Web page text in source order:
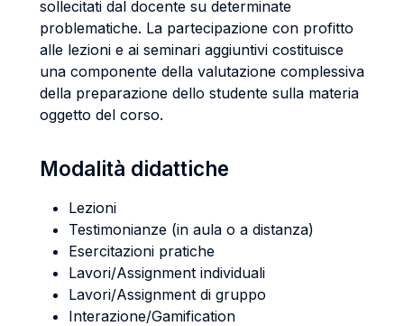
sollecitati dal docente su determinate
problematiche. La partecipazione con profitto
alle lezioni e ai seminari aggiuntivi costituisce
una componente della valutazione complessiva
della preparazione dello studente sulla materia
oggetto del corso.
Modalità didattiche
Lezioni
Testimonianze (in aula o a distanza)
Esercitazioni pratiche
Lavori/Assignment individuali
Lavori/Assignment di gruppo
Interazione/Gamification